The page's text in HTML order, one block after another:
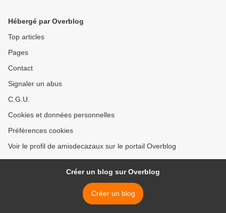
Hébergé par Overblog
Top articles
Pages
Contact
Signaler un abus
C.G.U.
Cookies et données personnelles
Préférences cookies
Voir le profil de amisdecazaux sur le portail Overblog
Créer un blog sur Overblog
Créer un blog